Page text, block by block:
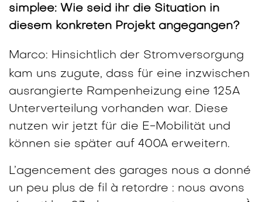
simplee: Wie seid ihr die Situation in
diesem konkreten Projekt angegangen?
Marco: Hinsichtlich der Stromversorgung
kam uns zugute, dass für eine inzwischen
ausrangierte Rampenheizung eine 125A
Unterverteilung vorhanden war. Diese
nutzen wir jetzt für die E-Mobilität und
können sie später auf 400A erweitern.
L’agencement des garages nous a donné
un peu plus de fil à retordre : nous avons